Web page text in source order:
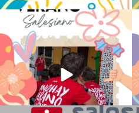
No hay verano sin que sea Salesiano ❤️
💫 en Luz 4
...
0